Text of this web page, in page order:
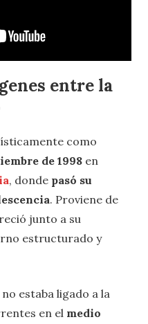
entre la
como
de 1998 en
, donde pasó su
. Proviene de
junto a su
estructurado y
estaba ligado a la
en el medio